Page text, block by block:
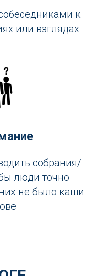
к
или взглядах
собрания/
люди точно
не было каши